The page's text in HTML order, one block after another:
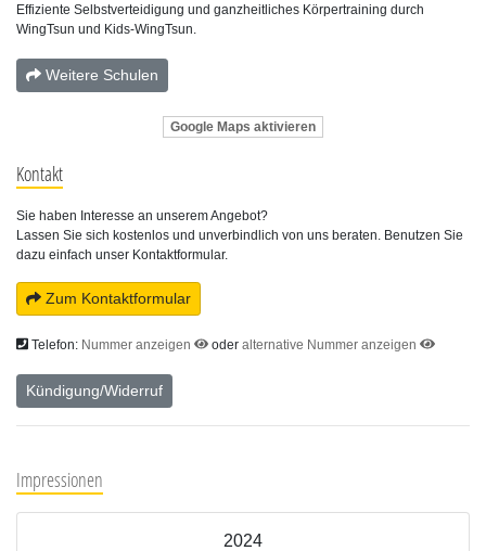
Effiziente Selbstverteidigung und ganzheitliches Körpertraining durch
WingTsun und Kids-WingTsun.
Weitere Schulen
Google Maps aktivieren
Kontakt
Sie haben Interesse an unserem Angebot?
Lassen Sie sich kostenlos und unverbindlich von uns beraten. Benutzen Sie
dazu einfach unser Kontaktformular.
Zum Kontaktformular
Telefon: Nummer anzeigen oder alternative Nummer anzeigen
Kündigung/Widerruf
Impressionen
2024